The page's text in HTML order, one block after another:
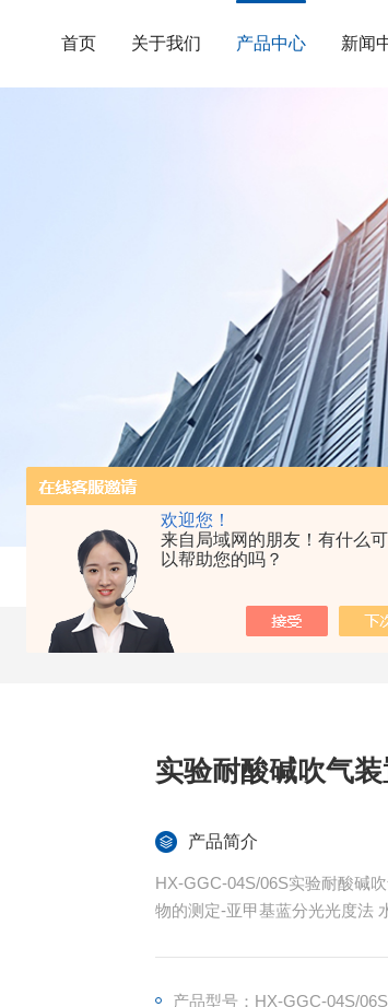
欢迎您！
来自局域网的朋友！有什么可
以帮助您的吗？
首页 关于我们 产品中心 新闻
当前位置：
实验耐酸碱吹气
产品简介
HX-GGC-04S/06S实验耐酸碱
物的测定-亚甲基蓝分光光度法
产品型号：HX-GGC-04S/